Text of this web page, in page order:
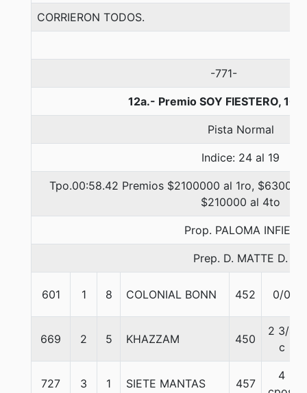
CORRIERON TODOS.
-771-
12a.- Premio SOY FIESTERO,
Pista Normal
Indice: 24 al 19
Tpo.00:58.42 Premios $2100000 al 1ro,
$210000 al 4to
Prop. PALOMA INFIEL
Prep. D. MATTE D.
601 1 8 COLONIAL BONN 452 0/0
669 2 5 KHAZZAM 450
2 3/4
c
727 3 1 SIETE MANTAS 457
4